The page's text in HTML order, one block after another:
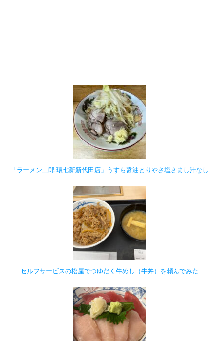
「ラーメン二郎 環七新新代田店」うすら醤油とりやさ塩さまし汁なし
セルフサービスの松屋でつゆだく牛めし（牛丼）を頼んでみた